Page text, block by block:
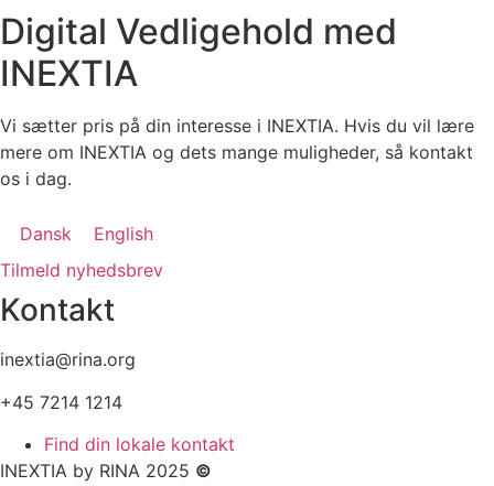
Digital Vedligehold med
INEXTIA
Vi sætter pris på din interesse i INEXTIA. Hvis du vil lære
mere om INEXTIA og dets mange muligheder, så kontakt
os i dag.
Dansk
English
Tilmeld nyhedsbrev
Kontakt
inextia@rina.org
+45 7214 1214
Find din lokale kontakt
INEXTIA by RINA 2025 ©